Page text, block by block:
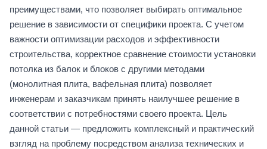
преимуществами, что позволяет выбирать оптимальное
решение в зависимости от специфики проекта. С учетом
важности оптимизации расходов и эффективности
строительства, корректное сравнение стоимости установки
потолка из балок и блоков с другими методами
(монолитная плита, вафельная плита) позволяет
инженерам и заказчикам принять наилучшее решение в
соответствии с потребностями своего проекта. Цель
данной статьи — предложить комплексный и практический
взгляд на проблему посредством анализа технических и